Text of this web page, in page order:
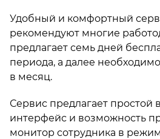
Удобный и комфортный
рекомендуют многие
предлагает семь дней
периода, а далее
в месяц.
Сервис предлагает простой
интерфейс и возможность
монитор сотрудника в